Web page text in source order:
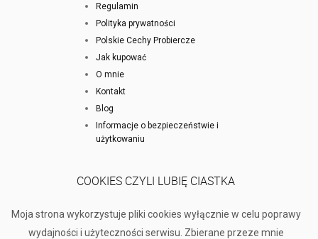
Regulamin
Polityka prywatności
Polskie Cechy Probiercze
Jak kupować
O mnie
Kontakt
Blog
Informacje o bezpieczeństwie i
użytkowaniu
COOKIES CZYLI LUBIĘ CIASTKA
Moja strona wykorzystuje pliki cookies wyłącznie w celu poprawy
wydajności i użyteczności serwisu. Zbierane przeze mnie